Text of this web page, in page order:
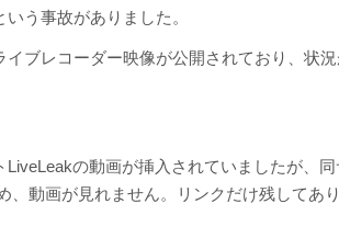
う事故がありました。
イブレコーダー映像が公開されており、状
の動画が挿入されていましたが、同
、動画が見れません。リンクだけ残してあり